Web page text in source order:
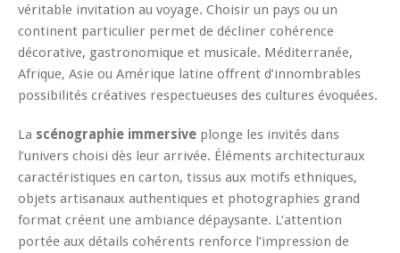
véritable invitation au voyage. Choisir un pays ou un
continent particulier permet de décliner cohérence
décorative, gastronomique et musicale. Méditerranée,
Afrique, Asie ou Amérique latine offrent d’innombrables
possibilités créatives respectueuses des cultures évoquées.
La scénographie immersive plonge les invités dans
l’univers choisi dès leur arrivée. Éléments architecturaux
caractéristiques en carton, tissus aux motifs ethniques,
objets artisanaux authentiques et photographies grand
format créent une ambiance dépaysante. L’attention
portée aux détails cohérents renforce l’impression de